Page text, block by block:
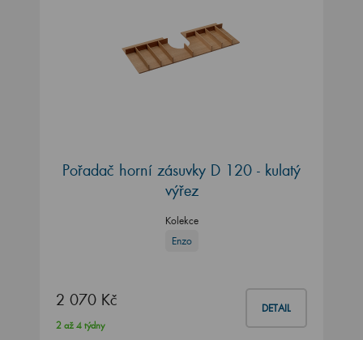
Pořadač horní zásuvky D 120 - kulatý
výřez
Kolekce
Enzo
2 070 Kč DETAIL
2 až 4 týdny